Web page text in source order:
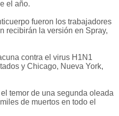
el año.
fueron los trabajadores
recibirán la versión en Spray,
contra el virus H1N1
y Chicago, Nueva York,
temor de una segunda oleada
de muertos en todo el